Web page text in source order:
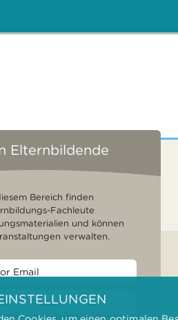
Elternbildende
Bereich finden
Fachleute
und können
verwalten.